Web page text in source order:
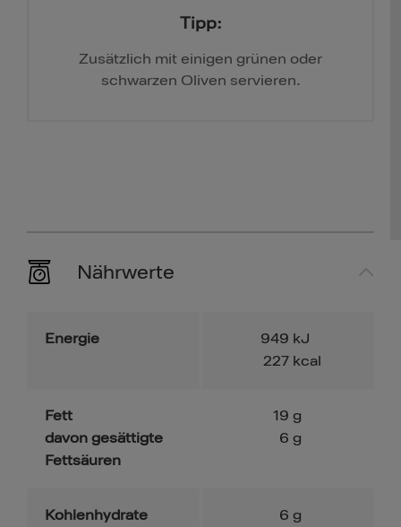
Tipp:
Zusätzlich mit einigen grünen oder
schwarzen Oliven servieren.
Nährwerte
Energie 949 kJ
227 kcal
Fett
davon gesättigte
Fettsäuren
19 g
6 g
Kohlenhydrate
6 g